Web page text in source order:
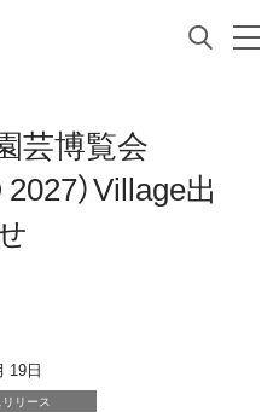
芸博覧会
）Village出
19日
リース